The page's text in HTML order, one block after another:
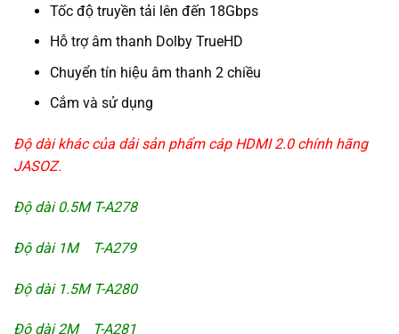
Tốc độ truyền tải lên đến 18Gbps
Hỗ trợ âm thanh Dolby TrueHD
Chuyển tín hiệu âm thanh 2 chiều
Cắm và sử dụng
Độ dài khác của dải sản phẩm cáp HDMI 2.0 chính hãng
JASOZ.
Độ dài 0.5M T-A278
Độ dài 1M T-A279
Độ dài 1.5M T-A280
Độ dài 2M T-A281